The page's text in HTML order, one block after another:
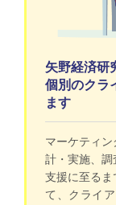
矢野経済研
個別のクラ
ます
マーケティ
計・実施、
支援に至る
て、クライ